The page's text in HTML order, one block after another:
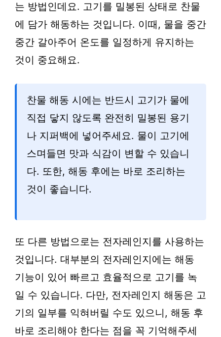
는 방법인데요. 고기를 밀봉된 상태로 찬물
에 담가 해동하는 것입니다. 이때, 물을 중간
중간 갈아주어 온도를 일정하게 유지하는
것이 중요해요.
찬물 해동 시에는 반드시 고기가 물에
직접 닿지 않도록 완전히 밀봉된 용기
나 지퍼백에 넣어주세요. 물이 고기에
스며들면 맛과 식감이 변할 수 있습니
다. 또한, 해동 후에는 바로 조리하는
것이 좋습니다.
또 다른 방법으로는 전자레인지를 사용하는
것입니다. 대부분의 전자레인지에는 해동
기능이 있어 빠르고 효율적으로 고기를 녹
일 수 있습니다. 다만, 전자레인지 해동은 고
기의 일부를 익혀버릴 수도 있으니, 해동 후
바로 조리해야 한다는 점을 꼭 기억해주세